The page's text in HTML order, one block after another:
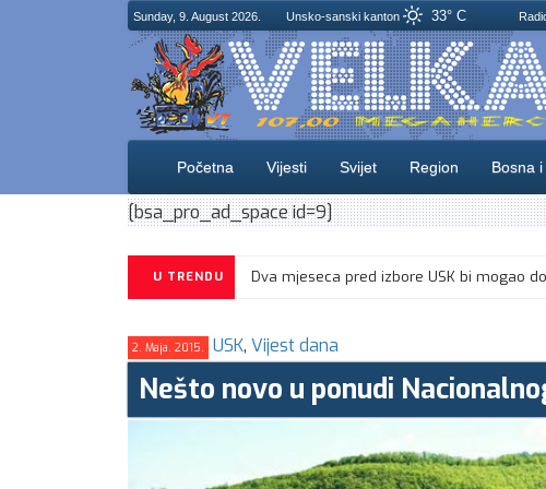
Sunday, 9. August 2026. Unsko-sanski kanton 33° C
Početna Vijesti Svijet Region Bosna
[bsa_pro_ad_space id=9]
U TRENDU
2. Maja. 2015. USK, Vijest dana
Nešto novo u ponudi